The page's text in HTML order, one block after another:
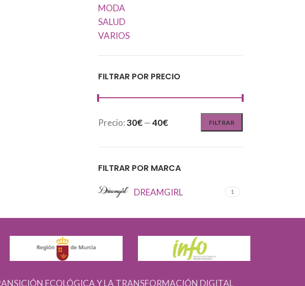
MODA
SALUD
VARIOS
FILTRAR POR PRECIO
FILTRAR
Precio:30€—40€
FILTRAR POR MARCA
DREAMGIRL 1
ECOLÓGICA Y LA TRANSFORMACIÓN DIGITAL